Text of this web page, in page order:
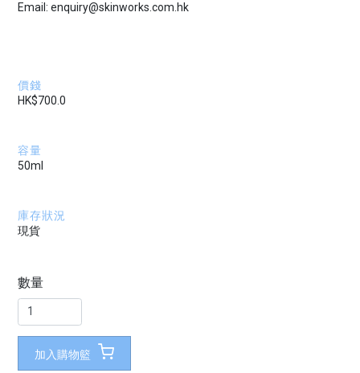
Email: enquiry@skinworks.com.hk
價錢
HK$700.0
容量
50ml
庫存狀況
現貨
數量
加入購物籃